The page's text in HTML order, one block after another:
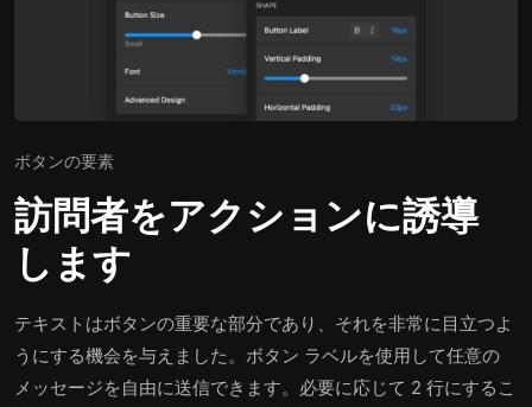
ボタンの要素
訪問者をアクションに誘導
します
テキストはボタンの重要な部分であり、それを非常に目立つよ
うにする機会を与えました。ボタン ラベルを使用して任意の
メッセージを自由に送信できます。必要に応じて 2 行にするこ